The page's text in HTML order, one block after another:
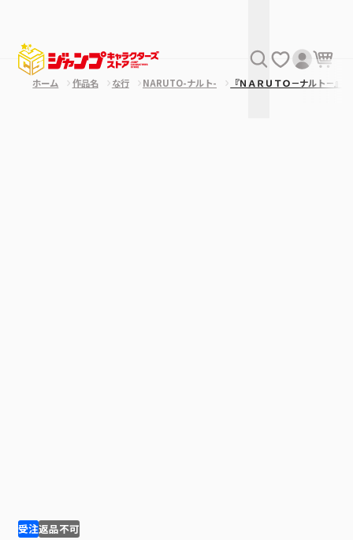
ホーム 作品名 な行 NARUTO-ナルト- 『ＮＡＲＵＴＯ－ナルト－
受注返品不可